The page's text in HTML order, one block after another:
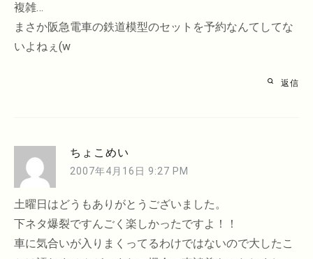
複雑…
まさか阪急電車の鉄道模型のセットを予約なんてしてな
いよねぇ(w
返信
ちょこめい
2007年4月16日 9:27 PM
土曜日はどうもありがとうございました。
下ネタ爆裂ですんごく楽しかったですよ！！
車に気合いが入りまくってるわけではないので大したこ